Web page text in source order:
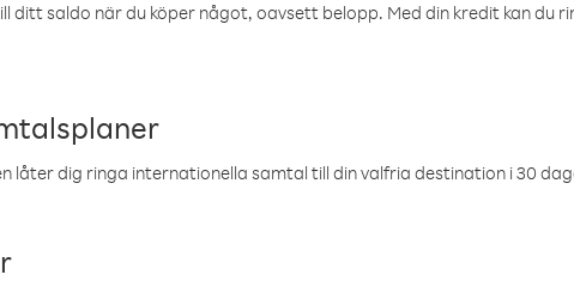
ditt saldo när du köper något, oavsett belopp. Med din kredit kan du
låter dig ringa internationella samtal till din valfria destination i 30